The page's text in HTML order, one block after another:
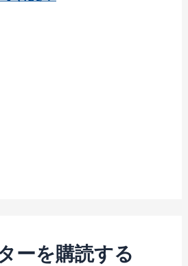
ーを購読する